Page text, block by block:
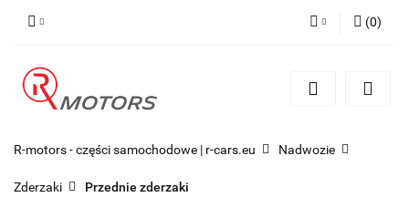
Zarejestruj się
(0)
R-motors - części samochodowe | r-cars.eu Nadwozie
Zderzaki Przednie zderzaki